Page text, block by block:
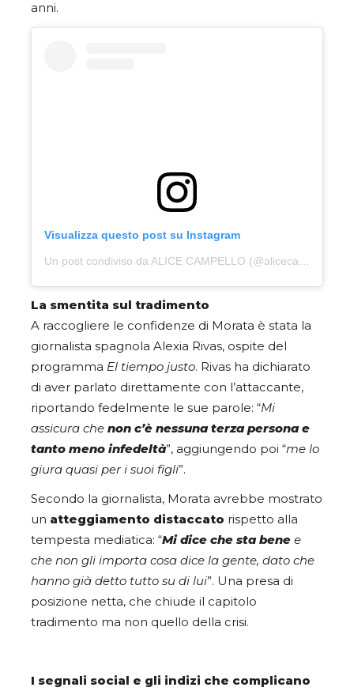
anni.
Visualizza questo post su Instagram
La smentita sul tradimento
A raccogliere le confidenze di Morata è stata la
giornalista spagnola Alexia Rivas, ospite del
programma El tiempo justo. Rivas ha dichiarato
di aver parlato direttamente con l’attaccante,
riportando fedelmente le sue parole: “Mi
assicura che non c’è nessuna terza persona e
tanto meno infedeltà”, aggiungendo poi “me lo
giura quasi per i suoi figli”.
Secondo la giornalista, Morata avrebbe mostrato
un atteggiamento distaccato rispetto alla
tempesta mediatica: “Mi dice che sta bene e
che non gli importa cosa dice la gente, dato che
hanno già detto tutto su di lui”. Una presa di
posizione netta, che chiude il capitolo
tradimento ma non quello della crisi.
I segnali social e gli indizi che complicano